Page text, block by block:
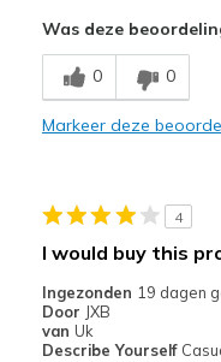
Comfortable
Durable
Casual Wear
Travel
Was deze
0 0
Markeer deze
4
I would buy this
Ingezonden 19 dagen
Door JXB
van Uk
Describe Yourself